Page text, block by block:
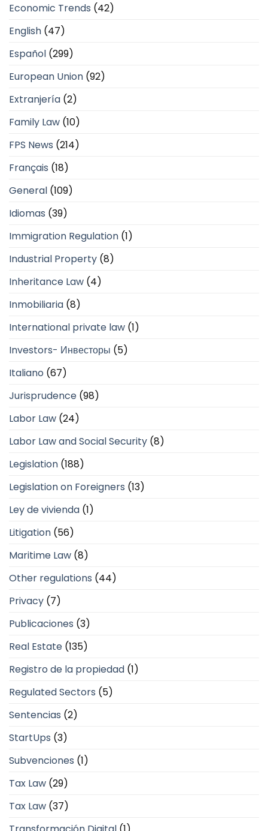
Economic Trends (42)
English (47)
Español (299)
European Union (92)
Extranjería (2)
Family Law (10)
FPS News (214)
Français (18)
General (109)
Idiomas (39)
Immigration Regulation (1)
Industrial Property (8)
Inheritance Law (4)
Inmobiliaria (8)
International private law (1)
Investors- Инвесторы (5)
Italiano (67)
Jurisprudence (98)
Labor Law (24)
Labor Law and Social Security (8)
Legislation (188)
Legislation on Foreigners (13)
Ley de vivienda (1)
Litigation (56)
Maritime Law (8)
Other regulations (44)
Privacy (7)
Publicaciones (3)
Real Estate (135)
Registro de la propiedad (1)
Regulated Sectors (5)
Sentencias (2)
StartUps (3)
Subvenciones (1)
Tax Law (29)
Tax Law (37)